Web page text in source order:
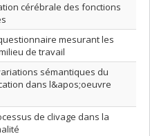
cérébrale des fonctions
mesurant les
de travail
sémantiques du
dans l&apos;oeuvre
de clivage dans la